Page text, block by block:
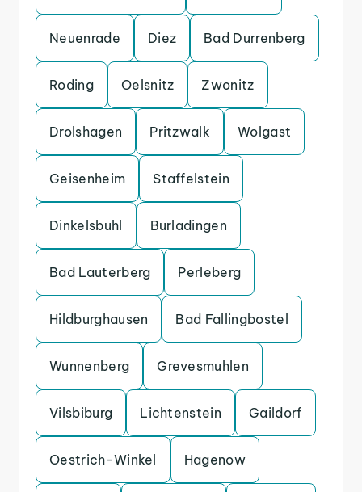
Neuenrade Diez Bad Durrenberg
Roding Oelsnitz Zwonitz
Drolshagen Pritzwalk Wolgast
Geisenheim Staffelstein
Dinkelsbuhl Burladingen
Bad Lauterberg Perleberg
Hildburghausen Bad Fallingbostel
Wunnenberg Grevesmuhlen
Vilsbiburg Lichtenstein Gaildorf
Oestrich-Winkel Hagenow